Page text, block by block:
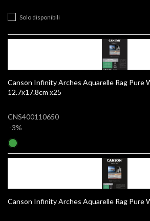
Solo disponibili
Canson Infinity Arches Aquarelle Rag Pure
12.7x17.8cm x25
CNS400110650
-3%
Canson Infinity Arches Aquarelle Rag Pure